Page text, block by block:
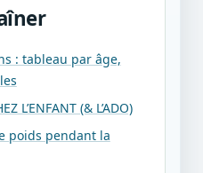
: tableau par âge,
L’ENFANT (& L’ADO)
poids pendant la